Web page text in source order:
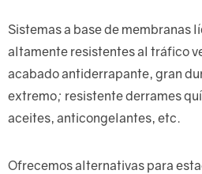
Sistemas a base de membranas
altamente resistentes al tráfico
acabado antiderrapante, gran
extremo; resistente derrames
aceites, anticongelantes, etc.
Ofrecemos alternativas para